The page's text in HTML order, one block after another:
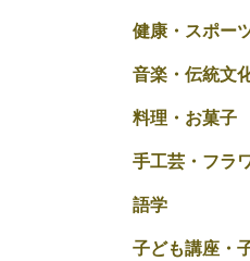
健康・スポー
音楽・伝統文
料理・お菓子
手工芸・フラ
語学
子ども講座・